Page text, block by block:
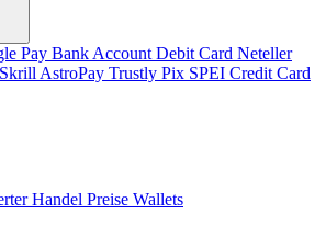
Pay Bank Account Debit Card Neteller
Skrill AstroPay Trustly Pix SPEI Credit Card
Handel Preise Wallets